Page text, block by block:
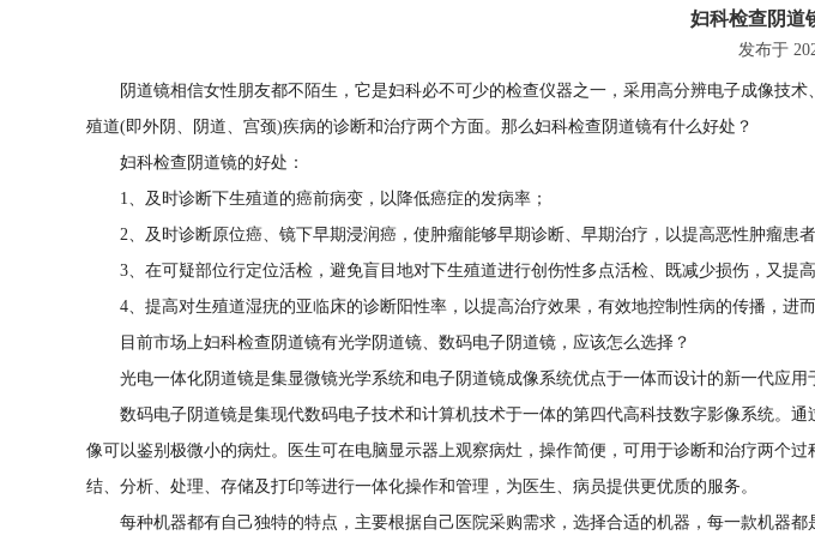
妇科检查阴道
发布于
阴道镜相信女性朋友都不陌生，它是妇科必不可少的检查仪器之一，采用高分辨电子成像技
殖道(即外阴、阴道、宫颈)疾病的诊断和治疗两个方面。那么妇科检查阴道镜有什么好处？
妇科检查阴道镜的好处：
1、及时诊断下生殖道的癌前病变，以降低癌症的发病率；
2、及时诊断原位癌、镜下早期浸润癌，使肿瘤能够早期诊断、早期治疗，以提高恶性肿瘤患者
3、在可疑部位行定位活检，避免盲目地对下生殖道进行创伤性多点活检、既减少损伤，又提高
4、提高对生殖道湿疣的亚临床的诊断阳性率，以提高治疗效果，有效地控制性病的传播，进
目前市场上妇科检查阴道镜有光学阴道镜、数码电子阴道镜，应该怎么选择？
光电一体化阴道镜是集显微镜光学系统和电子阴道镜成像系统优点于一体而设计的新一代应用
数码电子阴道镜是集现代数码电子技术和计算机技术于一体的第四代高科技数字影像系统。
像可以鉴别极微小的病灶。医生可在电脑显示器上观察病灶，操作简便，可用于诊断和治疗两个
结、分析、处理、存储及打印等进行一体化操作和管理，为医生、病员提供更优质的服务。
每种机器都有自己独特的特点，主要根据自己医院采购需求，选择合适的机器，每一款机器都